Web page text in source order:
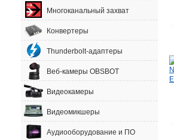
Многоканальный захват
Конвертеры
Thunderbolt-адаптеры
Веб-камеры OBSBOT
Видеокамеры
Видеомикшеры
Аудиооборудование и ПО